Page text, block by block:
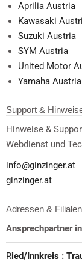
Aprilia Austria
Kawasaki
Suzuki Austria
SYM Austria
United Motor
Yamaha Austria
Support &
Hinweise &
Webdienst und
info@ginzinger.at
ginzinger.at
Adressen & Filialen
Ansprechpartner
Ried/Innkreis :